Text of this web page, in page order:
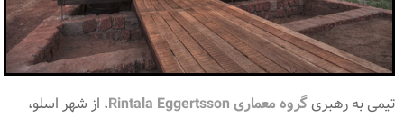
تیمی به رهبریگروه معماری Rintala Eggertsson
، از شهر اسلو،